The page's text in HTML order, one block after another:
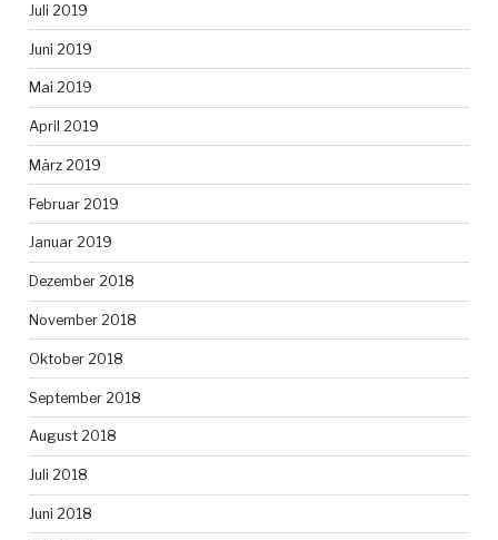
Juli 2019
Juni 2019
Mai 2019
April 2019
März 2019
Februar 2019
Januar 2019
Dezember 2018
November 2018
Oktober 2018
September 2018
August 2018
Juli 2018
Juni 2018